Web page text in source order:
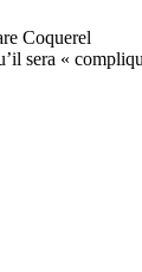
sera «